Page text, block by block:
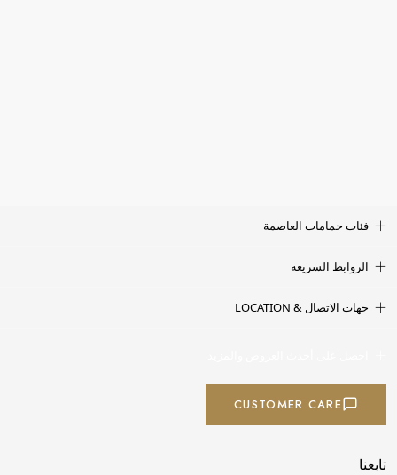
فئات حمامات العاصمة
الروابط السريعة
جهات الاتصال & LOCATION
CUSTOMER CARE
تابعنا